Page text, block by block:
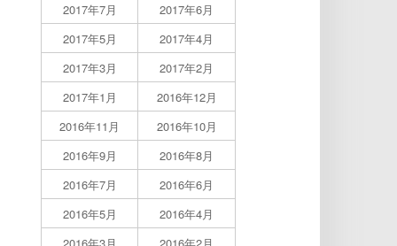
2017年7月
2017年6月
2017年5月
2017年4月
2017年3月
2017年2月
2017年1月
2016年12月
2016年11月
2016年10月
2016年9月
2016年8月
2016年7月
2016年6月
2016年5月
2016年4月